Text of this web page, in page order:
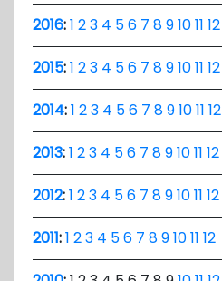
2016:1 23 4 56 7 891011 12
2015:1 23 4 56 7 891011 12
2014:1 23 4 56 7 891011 12
2013:1 23 4 56 7 891011 12
2012:1 23 4 56 7 891011 12
2011:1 23 4 56 7 891011 12